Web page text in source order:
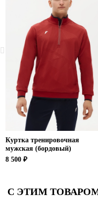
Куртка тренировочная
мужская (бордовый)
8 500 ₽
С ЭТИМ